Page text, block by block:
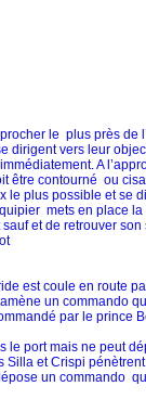
le plus près
dirigent vers leur
A
être contourné ou
le plus possible et
mets en place
et de retrouver son
est coule en route
un commando
par le
port mais ne peut
et Crispi
un commando